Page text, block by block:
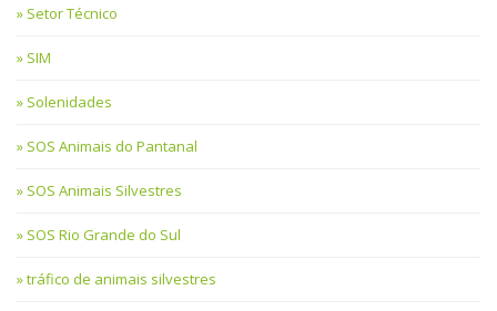
Setor Técnico
SIM
Solenidades
SOS Animais do Pantanal
SOS Animais Silvestres
SOS Rio Grande do Sul
tráfico de animais silvestres